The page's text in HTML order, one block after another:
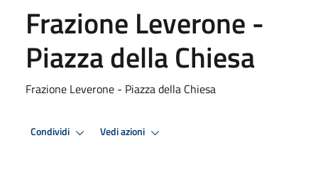
Frazione Leverone -
Piazza della Chiesa
Frazione Leverone - Piazza della Chiesa
Condividi Vedi azioni